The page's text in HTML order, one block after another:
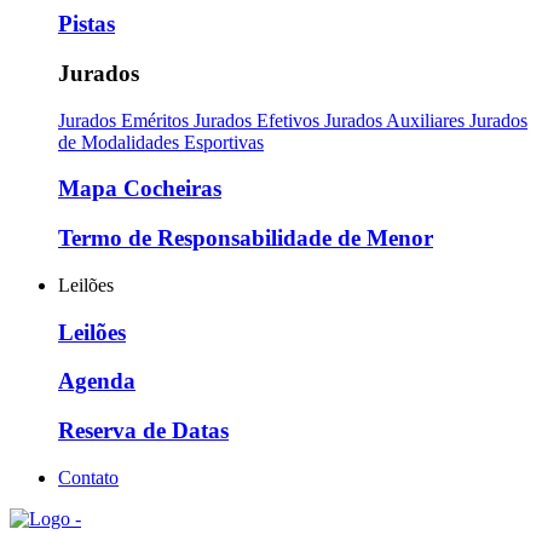
Pistas
Jurados
Jurados Eméritos Jurados Efetivos Jurados Auxiliares Jurados
de Modalidades Esportivas
Mapa Cocheiras
Termo de Responsabilidade de Menor
Leilões
Leilões
Agenda
Reserva de Datas
Contato